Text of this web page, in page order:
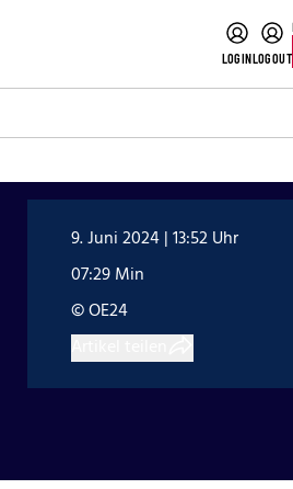
LOGINLOGOUT
9. Juni 2024 | 13:52 Uhr
07:29 Min
© OE24